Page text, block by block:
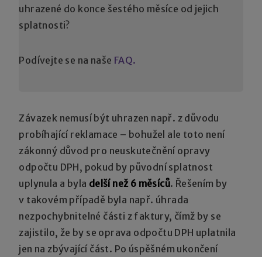
uhrazené do konce šestého měsíce od jejich
splatnosti?
Podívejte se na naše FAQ.
Závazek nemusí být uhrazen např. z důvodu
probíhající reklamace – bohužel ale toto není
zákonný důvod pro neuskutečnění opravy
odpočtu DPH, pokud by původní splatnost
uplynula a byla delší než 6 měsíců. Řešením by
v takovém případě byla např. úhrada
nezpochybnitelné části z faktury, čímž by se
zajistilo, že by se oprava odpočtu DPH uplatnila
jen na zbývající část. Po úspěšném ukončení